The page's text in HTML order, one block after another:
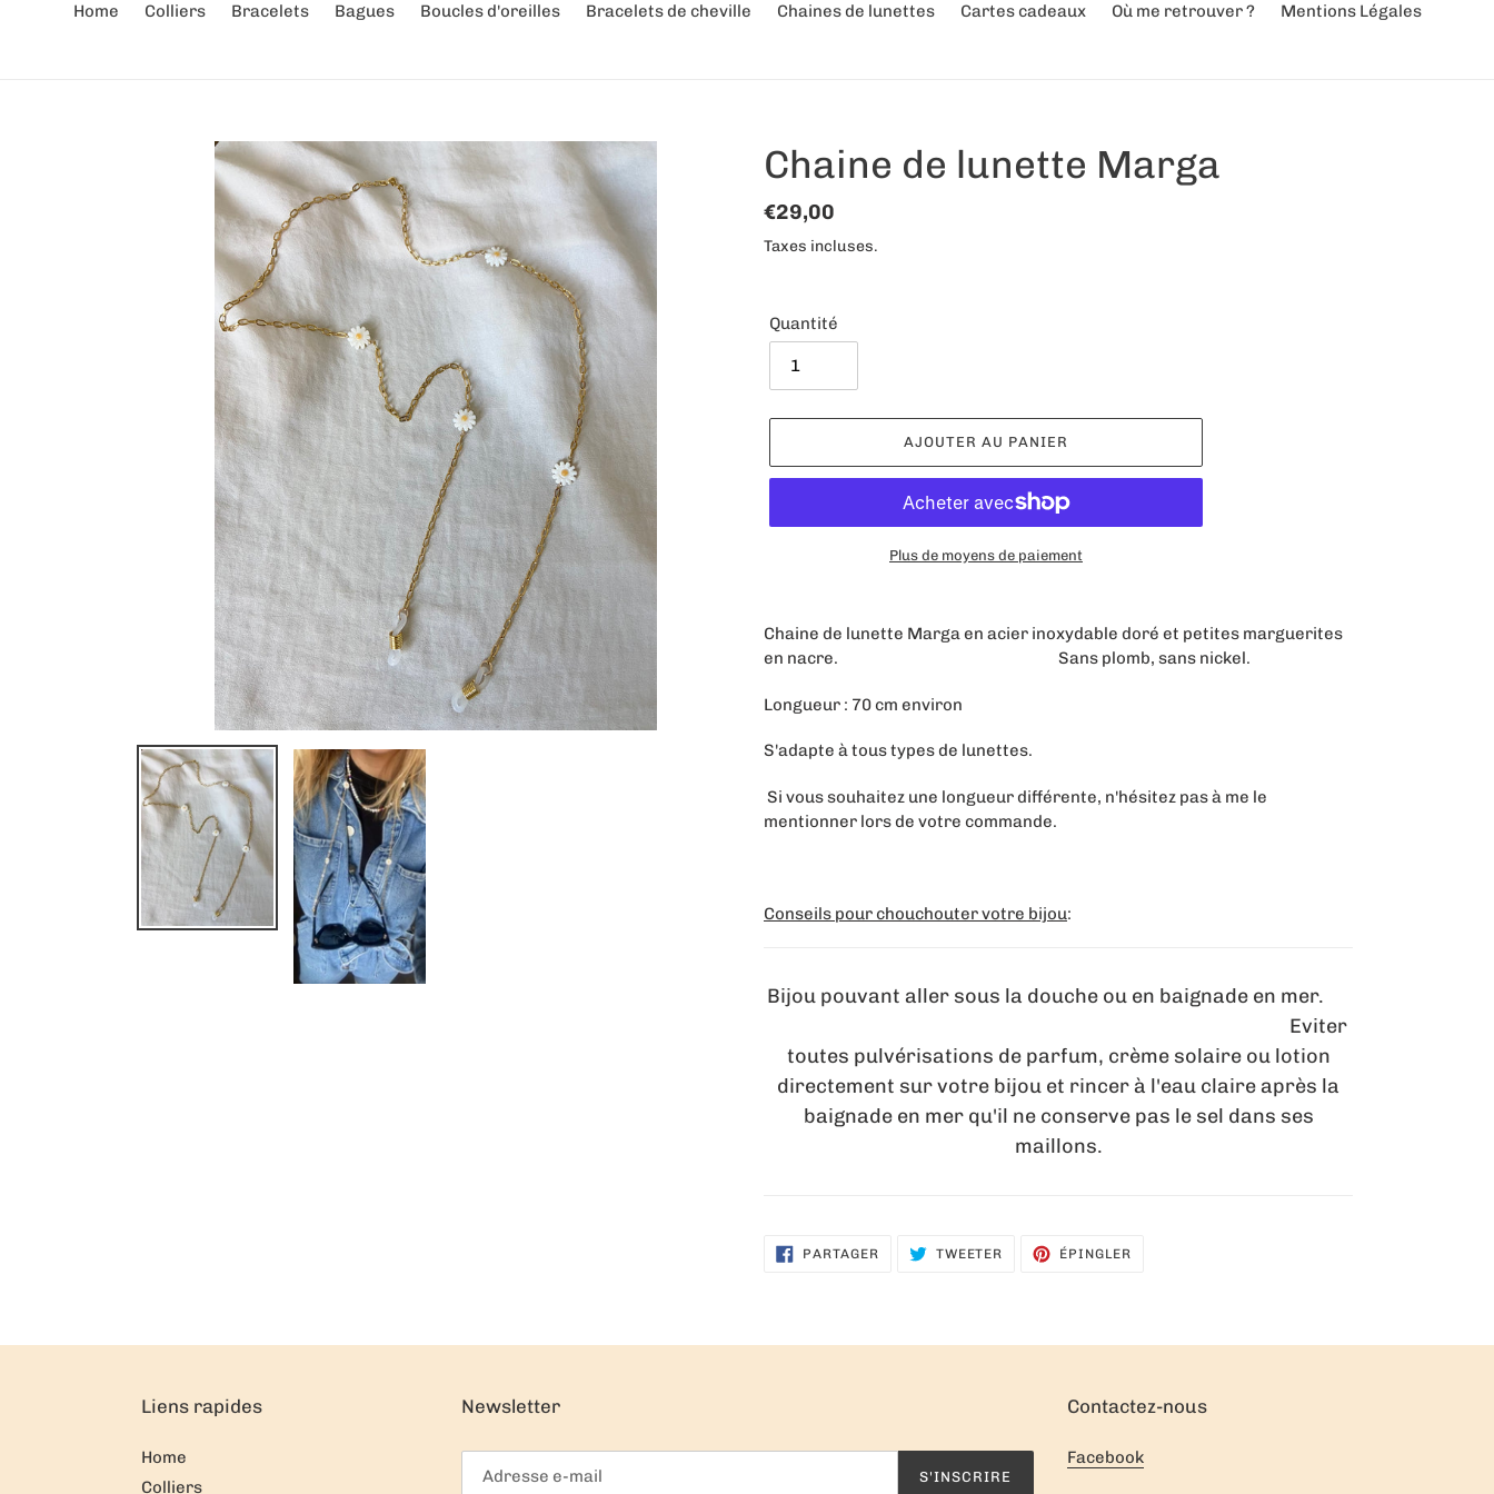
Home Colliers Bracelets Bagues Boucles d'oreilles Bracelets de cheville Chaines de lunettes Cartes cadeaux Où me retrouver ? Mentions Légales
Chaine de lunette Marga
Prix
normal
€29,00
Taxes incluses.
Quantité
AJOUTER AU PANIER
Plus de moyens de paiement
d'un
votre
Chaine de lunette Marga en acier inoxydable doré et petites marguerites
en nacre. Sans plomb, sans nickel.
Longueur : 70 cm environ
S'adapte à tous types de lunettes.
Si vous souhaitez une longueur différente, n'hésitez pas à me le
mentionner lors de votre commande.
Conseils pour chouchouter votre bijou:
Bijou pouvant aller sous la douche ou en baignade en mer.
Eviter
toutes pulvérisations de parfum, crème solaire ou lotion
directement sur votre bijou et rincer à l'eau claire après la
baignade en mer qu'il ne conserve pas le sel dans ses
maillons.
PARTAGER PARTAGERTWEETER TWEETERÉPINGLER
Liens rapides
Home
Colliers
Newsletter
S'INSCRIRE
Contactez-nous
Facebook